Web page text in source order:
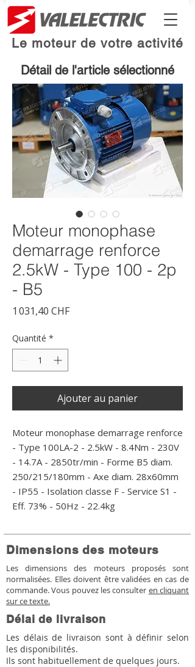
Le moteur de votre activité
Détail de l'article sélectionné
Moteur monophase
demarrage renforce
2.5kW - Type 100 - 2p
- B5
1 031,40 CHFPrix
Quantité *
Ajouter au panier
Moteur monophase demarrage renforce
- Type 100LA-2 - 2.5kW - 8.4Nm - 230V
- 14.7A - 2850tr/min - Forme B5 diam.
250/215/180mm - Axe diam. 28x60mm
- IP55 - Isolation classe F - Service S1 -
Eff. 73% - 50Hz - 22.4kg
Dimensions des moteurs
Les dimensions des moteurs proposés sont
normalisées. Elles doivent être validées en cas de
commande. Vous pouvez les consulter en cliquant
sur ce texte.
Délai de livraison
Les délais de livraison sont à définir selon
les disponibilités.
Ils sont habituellement de quelques jours.